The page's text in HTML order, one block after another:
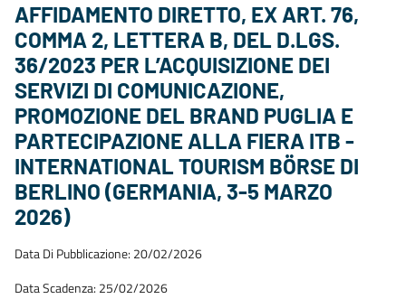
AFFIDAMENTO DIRETTO, EX ART. 76,
COMMA 2, LETTERA B, DEL D.LGS.
36/2023 PER L’ACQUISIZIONE DEI
SERVIZI DI COMUNICAZIONE,
PROMOZIONE DEL BRAND PUGLIA E
PARTECIPAZIONE ALLA FIERA ITB -
INTERNATIONAL TOURISM BÖRSE DI
BERLINO (GERMANIA, 3-5 MARZO
2026)
Data Di Pubblicazione: 20/02/2026
Data Scadenza: 25/02/2026